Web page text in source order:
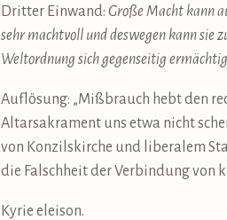
Dritter Einwand: Große Macht kann
sehr machtvoll und deswegen kann sie
Weltordnung sich gegenseitig
Auflösung: „Mißbrauch hebt den
Altarsakrament uns etwa nicht
von Konzilskirche und liberalem
die Falschheit der Verbindung von
Kyrie eleison.